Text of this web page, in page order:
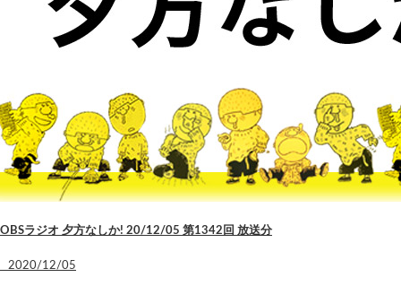
OBSラジオ 夕方なしか! 20/12/05 第1342回 放送分
2020/12/05